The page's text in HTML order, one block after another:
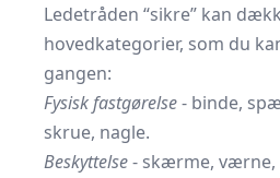
Ledetråden “sikre” kan
hovedkategorier, som du
gangen:
Fysisk fastgørelse- binde,
skrue, nagle.
Beskyttelse- skærme,